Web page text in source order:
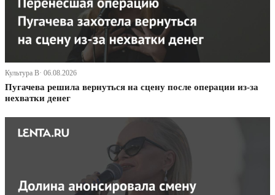
Культура В· 06.08.2026
Пугачева решила вернуться на сцену после операции из-за
нехватки денег